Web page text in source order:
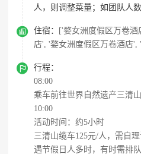
人，则调整菜量；如团队人
 住宿：
['婺女洲度假区万卷
店', '婺女洲度假区万卷酒店',

行程：
08:00
乘车前往世界自然遗产三清
10:00
活动时间：约5小时
三清山缆车125元/人，需自理
遇节假日人多时，有时需排